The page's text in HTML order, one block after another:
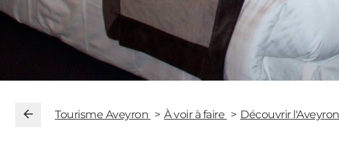
Tourisme Aveyron À voir à faire Découvrir l'Aveyron